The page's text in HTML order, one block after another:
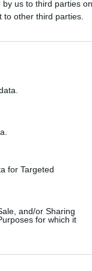
us to third parties
other third parties.
for Targeted
and/or Sharing
for which it
λόγω
(04)
Ε/Π-Κ/Δ
το